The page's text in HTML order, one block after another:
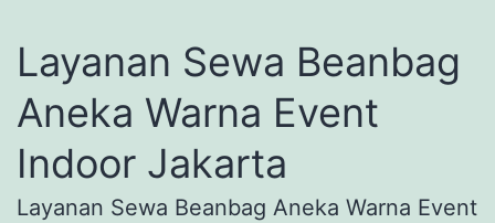
Layanan Sewa Beanbag
Aneka Warna Event
Indoor Jakarta
Layanan Sewa Beanbag Aneka Warna Event